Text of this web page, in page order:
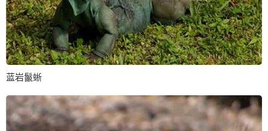
蓝岩鬣蜥